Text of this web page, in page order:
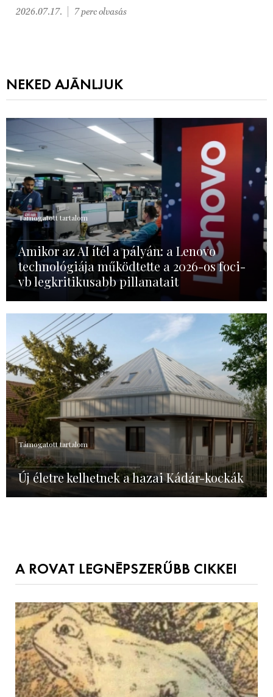
2026.07.17. 7 perc olvasás
NEKED AJÁNLJUK
Támogatott tartalom
Amikor az AI ítél a pályán: a Lenovo
technológiája működtette a 2026-os foci-
vb legkritikusabb pillanatait
Támogatott tartalom
Új életre kelhetnek a hazai Kádár-kockák
A ROVAT LEGNÉPSZERŰBB CIKKEI